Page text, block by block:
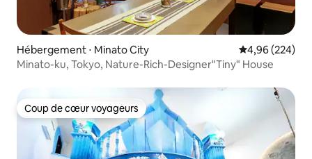
Hébergement ⋅ Minato City Évaluation
4,96 (224)
Minato-ku, Tokyo, Nature-Rich-Designer"Tiny" House
Coup de cœur voyageurs
Coup de cœur voyageurs